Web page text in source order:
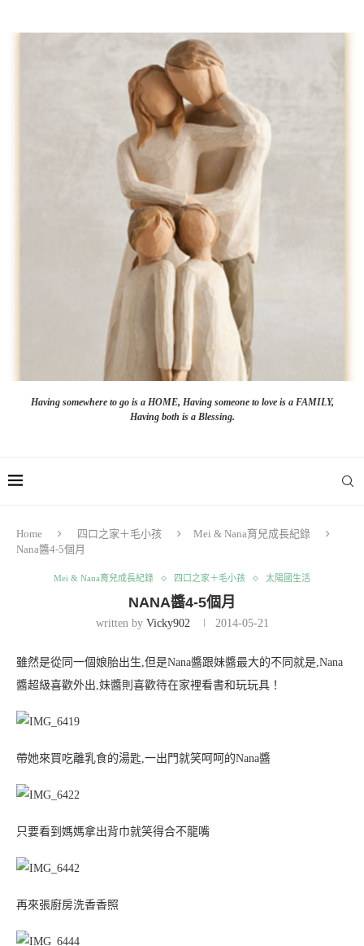
Having somewhere to go is a HOME, Having someone to love is a FAMILY,
Having both is a Blessing.
Home 四口之家＋毛小孩
Mei & Nana育兒成長紀錄
Nana醬4-5個月
Mei & Nana育兒成長紀錄 四口之家＋毛小孩 太陽國生活
NANA醬4-5個月
written by Vicky902 2014-05-21
雖然是從同一個娘胎出生,但是Nana醬跟妹醬最大的不同就是,Nana
醬超級喜歡外出,妹醬則喜歡待在家裡看書和玩玩具！
帶她來買吃離乳食的湯匙,一出門就笑呵呵的Nana醬
只要看到媽媽拿出背巾就笑得合不龍嘴
再來張廚房洗香香照